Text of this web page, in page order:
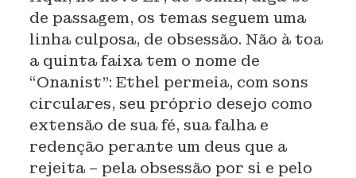
de passagem, os temas seguem uma
linha culposa, de obsessão. Não à toa
a quinta faixa tem o nome de
“Onanist”: Ethel permeia, com sons
circulares, seu próprio desejo como
extensão de sua fé, sua falha e
redenção perante um deus que a
rejeita – pela obsessão por si e pelo